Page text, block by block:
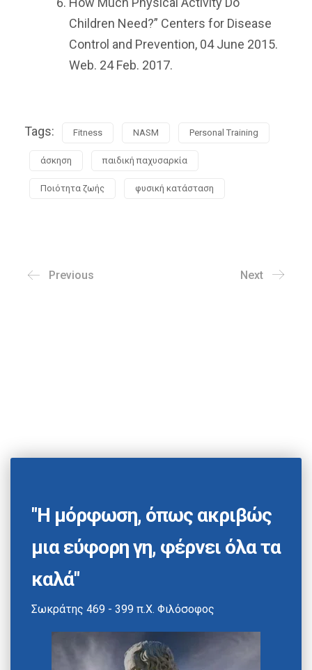
Children Need?” Centers for Disease
Control and Prevention, 04 June 2015.
Web. 24 Feb. 2017.
Tags: Fitness NASM Personal Training
άσκηση παιδική παχυσαρκία
Ποιότητα ζωής φυσική κατάσταση
Previous Next
"Η μόρφωση, όπως ακριβώς
μια εύφορη γη, φέρνει όλα τα
καλά"
Σωκράτης 469 - 399 π.Χ. Φιλόσοφος